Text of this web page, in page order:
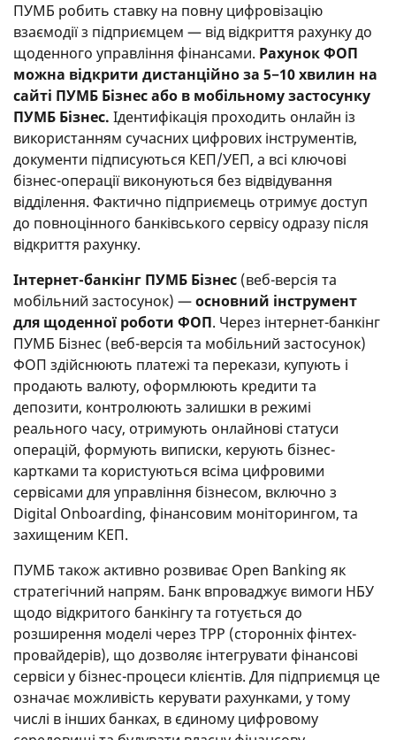
ПУМБ робить ставку на повну цифровізацію
взаємодії з підприємцем — від відкриття рахунку до
щоденного управління фінансами. Рахунок ФОП
можна відкрити дистанційно за 5−10 хвилин на
сайті ПУМБ Бізнес або в мобільному застосунку
ПУМБ Бізнес. Ідентифікація проходить онлайн із
використанням сучасних цифрових інструментів,
документи підписуються КЕП/УЕП, а всі ключові
бізнес-операції виконуються без відвідування
відділення. Фактично підприємець отримує доступ
до повноцінного банківського сервісу одразу після
відкриття рахунку.
Інтернет-банкінг ПУМБ Бізнес (веб-версія та
мобільний застосунок) —основний інструмент
для щоденної роботи ФОП. Через інтернет-банкінг
ПУМБ Бізнес (веб-версія та мобільний застосунок)
ФОП здійснюють платежі та перекази, купують і
продають валюту, оформлюють кредити та
депозити, контролюють залишки в режимі
реального часу, отримують онлайнові статуси
операцій, формують виписки, керують бізнес-
картками та користуються всіма цифровими
сервісами для управління бізнесом, включно з
Digital Onboarding, фінансовим моніторингом, та
захищеним КЕП.
ПУМБ також активно розвиває Open Banking як
стратегічний напрям. Банк впроваджує вимоги НБУ
щодо відкритого банкінгу та готується до
розширення моделі через TPP (сторонніх фінтех-
провайдерів), що дозволяє інтегрувати фінансові
сервіси у бізнес-процеси клієнтів. Для підприємця це
означає можливість керувати рахунками, у тому
числі в інших банках, в єдиному цифровому